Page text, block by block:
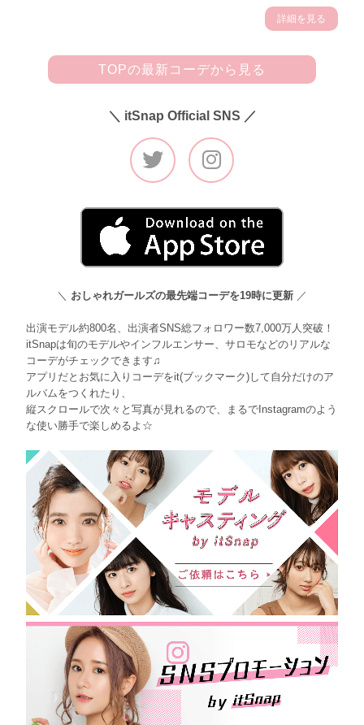
詳細を見る
TOPの最新コーデから見る
＼ itSnap Official SNS ／
＼ おしゃれガールズの最先端コーデを19時に更新 ／
出演モデル約800名、出演者SNS総フォロワー数7,000万人突破！
itSnapは旬のモデルやインフルエンサー、サロモなどのリアルな
コーデがチェックできます♫
アプリだとお気に入りコーデをit(ブックマーク)して自分だけのア
ルバムをつくれたり、
縦スクロールで次々と写真が見れるので、まるでInstagramのよう
な使い勝手で楽しめるよ☆